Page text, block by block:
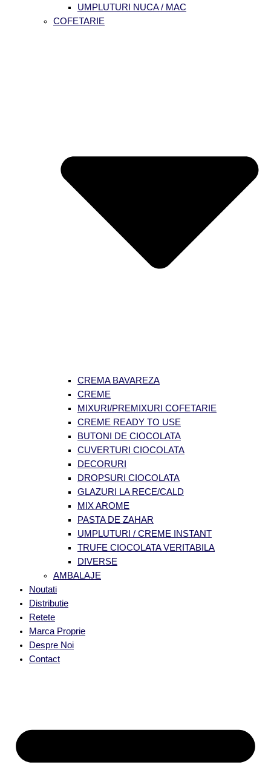
UMPLUTURI NUCA / MAC
COFETARIE
CREMA BAVAREZA
CREME
MIXURI/PREMIXURI COFETARIE
CREME READY TO USE
BUTONI DE CIOCOLATA
CUVERTURI CIOCOLATA
DECORURI
DROPSURI CIOCOLATA
GLAZURI LA RECE/CALD
MIX AROME
PASTA DE ZAHAR
UMPLUTURI / CREME INSTANT
TRUFE CIOCOLATA VERITABILA
DIVERSE
AMBALAJE
Noutati
Distributie
Retete
Marca Proprie
Despre Noi
Contact